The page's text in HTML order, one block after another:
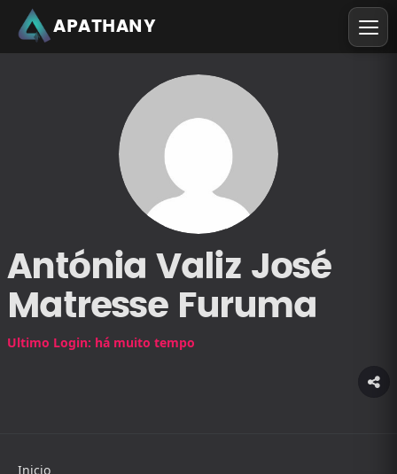
APATHANY
Antónia Valiz José
Matresse Furuma
Ultimo Login: há muito tempo
Inicio